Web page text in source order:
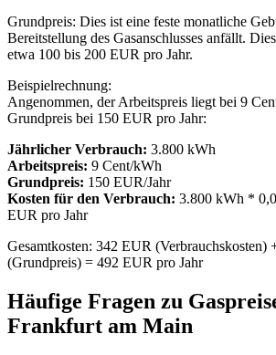
Grundpreis: Dies ist eine feste monatliche
Bereitstellung des Gasanschlusses anfällt.
etwa 100 bis 200 EUR pro Jahr.
Beispielrechnung:
Angenommen, der Arbeitspreis liegt bei 9
Grundpreis bei 150 EUR pro Jahr:
Jährlicher Verbrauch: 3.800 kWh
Arbeitspreis: 9 Cent/kWh
Grundpreis: 150 EUR/Jahr
Kosten für den Verbrauch: 3.800 kWh *
EUR pro Jahr
Gesamtkosten: 342 EUR (Verbrauchskosten)
(Grundpreis) = 492 EUR pro Jahr
Häufige Fragen zu
Frankfurt am Main